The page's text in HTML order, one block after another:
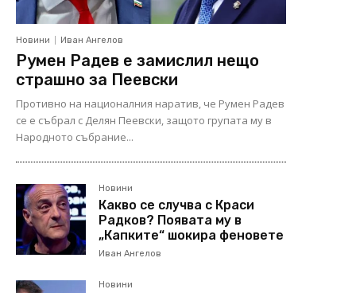
Новини Иван Ангелов
Румен Радев е замислил нещо
страшно за Пеевски
Противно на националния наратив, че Румен Радев
се е събрал с Делян Пеевски, защото групата му в
Народното събрание...
Новини
Какво се случва с Краси
Радков? Появата му в
„Капките“ шокира феновете
Иван Ангелов
Новини